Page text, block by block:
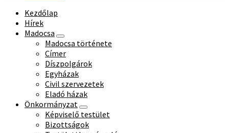
Kezdőlap
Hírek
Madocsa
Madocsa története
Címer
Díszpolgárok
Egyházak
Civil szervezetek
Eladó házak
Önkormányzat
Képviselő testület
Bizottságok